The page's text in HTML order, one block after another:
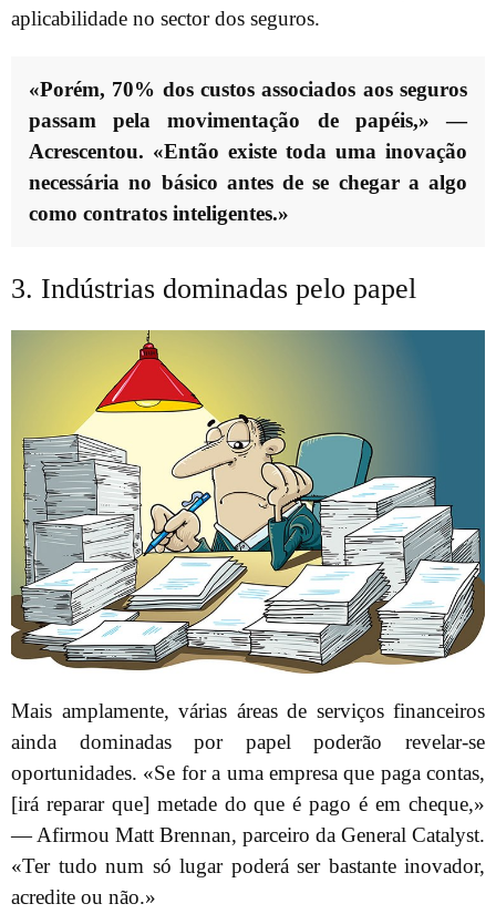
aplicabilidade no sector dos seguros.
«Porém, 70% dos custos associados aos seguros
passam pela movimentação de papéis,» —
Acrescentou. «Então existe toda uma inovação
necessária no básico antes de se chegar a algo
como contratos inteligentes.»
3. Indústrias dominadas pelo papel
Mais amplamente, várias áreas de serviços financeiros
ainda dominadas por papel poderão revelar-se
oportunidades. «Se for a uma empresa que paga contas,
[irá reparar que] metade do que é pago é em cheque,»
— Afirmou Matt Brennan, parceiro da General Catalyst.
«Ter tudo num só lugar poderá ser bastante inovador,
acredite ou não.»